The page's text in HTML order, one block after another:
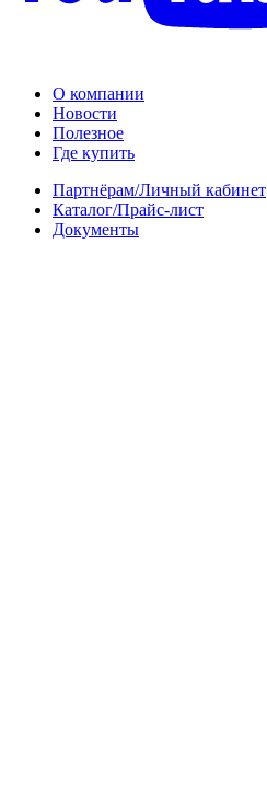
О компании
Новости
Полезное
Где купить
Партнёрам/Личный кабинет
Каталог/Прайс-лист
Документы